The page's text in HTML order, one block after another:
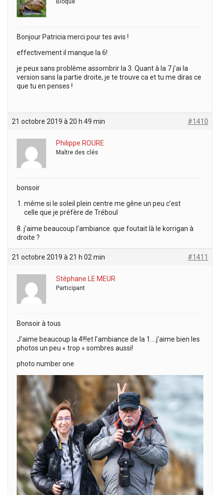
Bloqué
Bonjour Patricia merci pour tes avis !
effectivement il manque la 6!
je peux sans problème assombrir la 3. Quant à la 7 j’ai la
version sans la partie droite, je te trouve ca et tu me diras ce
que tu en penses !
21 octobre 2019 à 20 h 49 min #1410
Philippe ROURE
Maître des clés
bonsoir
même si le soleil plein centre me gêne un peu c’est
celle que je préfère de Tréboul
8. j’aime beaucoup l’ambiance. que foutait là le korrigan à
droite ?
21 octobre 2019 à 21 h 02 min #1411
Stéphane LE MEUR
Participant
Bonsoir à tous
J’aime beaucoup la 4!!!et l’ambiance de la 1….j’aime bien les
photos un peu « trop » sombres aussi!
photo number one